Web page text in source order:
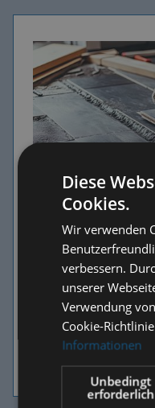
Fliesenleger (m/
Werden Sie Teil
(m/w/d)! Bei R&A
spannende
tolles Team. Jetzt
Jetzt bewerben
Diese
Cookies.
Wir verwenden
verbessern.
unserer
Verwendung
Cookie-
Informationen
Unbedingt
erforderlich